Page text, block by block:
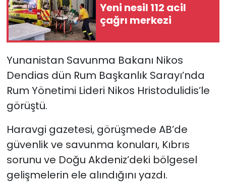
Yeni nesil 112 acil
çağrı merkezi
Yunanistan Savunma Bakanı Nikos
Dendias dün Rum Başkanlık Sarayı’nda
Rum Yönetimi Lideri Nikos Hristodulidis’le
görüştü.
Haravgi gazetesi, görüşmede AB’de
güvenlik ve savunma konuları, Kıbrıs
sorunu ve Doğu Akdeniz’deki bölgesel
gelişmelerin ele alındığını yazdı.
Politika
SAĞLIK
Spor
Teknoloji
Video Galeri
YAŞAM